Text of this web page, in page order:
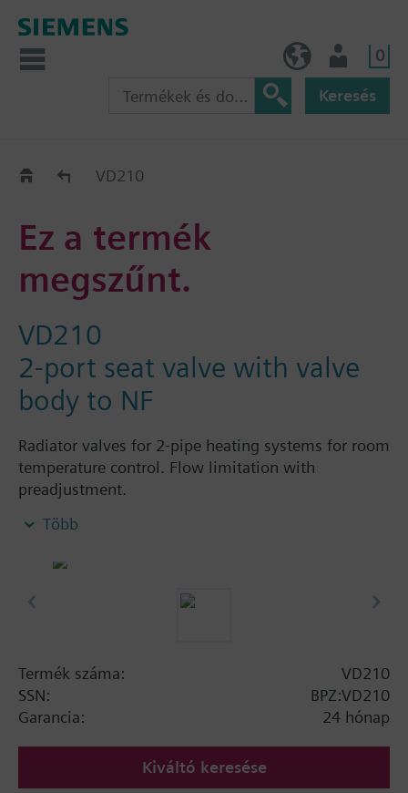
0
Keresés
Régi-Új Kiváltási segédlet
VD210
Ez a termék
megszűnt.
VD210
2-port seat valve with valve
body to NF
Radiator valves for 2-pipe heating systems for room
temperature control. Flow limitation with
preadjustment.
További információ
actuators and radiator controllers
SSA.../STA../RT../REH..
Több
Termék száma:
VD210
SSN:
BPZ:VD210
Garancia:
24 hónap
Kiváltó keresése